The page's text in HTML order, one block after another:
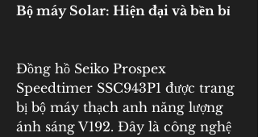
Bộ máy Solar: Hiện đại và bền bỉ
Đồng hồ Seiko Prospex
Speedtimer SSC943P1 được trang
bị bộ máy thạch anh năng lượng
ánh sáng V192. Đây là công nghệ